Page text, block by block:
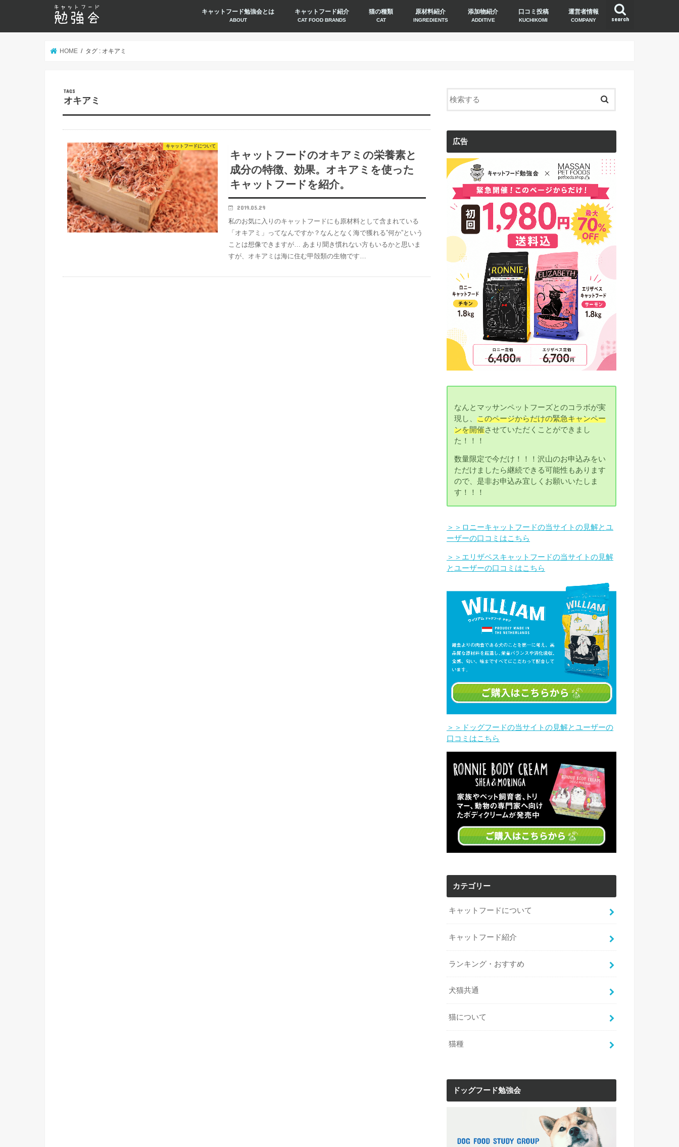
search
キャットフード勉強会とは
ABOUT
キャットフード紹介
CAT FOOD BRANDS
猫の種類
CAT
原材料紹介
INGREDIENTS
添加物紹介
ADDITIVE
口コミ投稿
KUCHIKOMI
運営者情報
COMPANY
HOME タグ : オキアミ
オキアミ
キャットフードについて
キャットフードのオキアミの栄養素と
成分の特徴、効果。オキアミを使った
キャットフードを紹介。
2019.05.29
私のお気に入りのキャットフードにも原材料として含まれている
「オキアミ」ってなんですか？なんとなく海で獲れる”何か”という
ことは想像できますが… あまり聞き慣れない方もいるかと思いま
すが、オキアミは海に住む甲殻類の生物です…
広告
なんとマッサンペットフーズとのコラボが実
現し、このページからだけの緊急キャンペー
ンを開催させていただくことができまし
た！！！
数量限定で今だけ！！！沢山のお申込みをい
ただけましたら継続できる可能性もあります
ので、是非お申込み宜しくお願いいたしま
す！！！
＞＞ロニーキャットフードの当サイトの見解とユ
ーザーの口コミはこちら
＞＞エリザベスキャットフードの当サイトの見解
とユーザーの口コミはこちら
＞＞ドッグフードの当サイトの見解とユーザーの
口コミはこちら
カテゴリー
キャットフードについて
キャットフード紹介
ランキング・おすすめ
犬猫共通
猫について
猫種
ドッグフード勉強会